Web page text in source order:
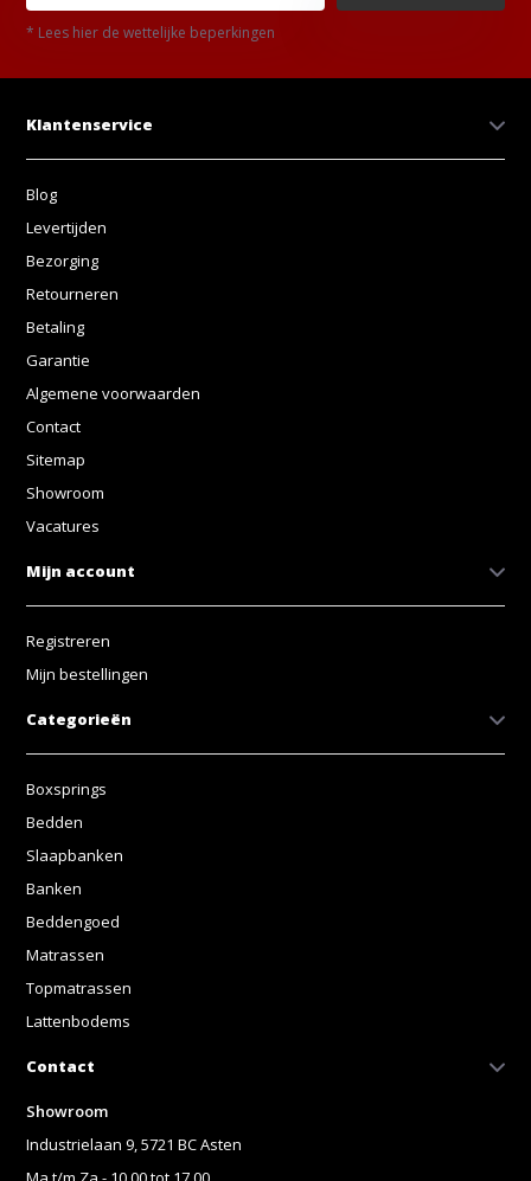
* Lees hier de wettelijke beperkingen
Klantenservice
Blog
Levertijden
Bezorging
Retourneren
Betaling
Garantie
Algemene voorwaarden
Contact
Sitemap
Showroom
Vacatures
Mijn account
Registreren
Mijn bestellingen
Categorieën
Boxsprings
Bedden
Slaapbanken
Banken
Beddengoed
Matrassen
Topmatrassen
Lattenbodems
Contact
Showroom
Industrielaan 9, 5721 BC Asten